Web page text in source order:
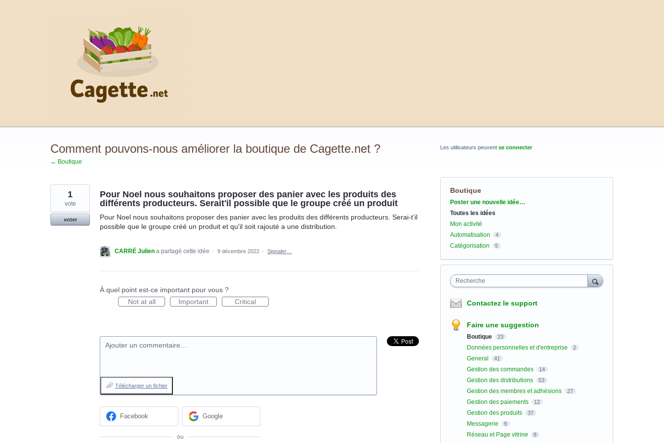
Comment pouvons-nous améliorer la boutique de Cagette.net ?
← Boutique
Pour Noel nous souhaitons proposer des panier avec les produits des
différents producteurs. Serait'il possible que le groupe créé un produit
Pour Noel nous souhaitons proposer des panier avec les produits des différents producteurs. Serai-t’il
possible que le groupe créé un produit et qu'il soit rajouté a une distribution.
1
vote
voter
CARRÉ Julien a partagé cette idée · 9 décembre 2022 · Signaler…
À quel point est-ce important pour vous ?
Not at all
Important Critical
Ajouter un commentaire…
Télécharger un fichier
Facebook Google
ou
Les utilisateurs peuvent se connecter
Boutique
Catégories
Poster une nouvelle idée…
Toutes les idées
Mon activité
Automatisation
4
Catégorisation 5
Recherche
Contactez le support
Faire une suggestion
Boutique 23
Données personnelles et d'entreprise 2
General 41
Gestion des commandes 14
Gestion des distributions 53
Gestion des membres et adhésions 27
Gestion des paiements 12
Gestion des produits 37
Messagerie 9
Réseau et Page vitrine 8